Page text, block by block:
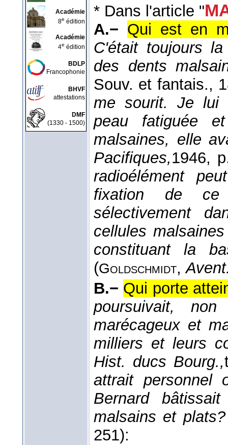
Académie
8e édition
Académie
4e édition
BDLP
Francophonie
BHVF
attestations
DMF
(1330 - 1500)
* Dans l'article "
A.− Qui est en
C'était toujours
des dents
Souv. et fantais.,
me sourit. Je lui
peau fatiguée
malsaines, elle
Pacifiques,1946,
radioélément
fixation de ce
sélectivement
cellules
constituant la
(Goldschmidt,
B.− Qui porte
poursuivait,
marécageux et
milliers et leurs
Hist. ducs Bourg.,
attrait personnel
Bernard
malsains et plats?
251):